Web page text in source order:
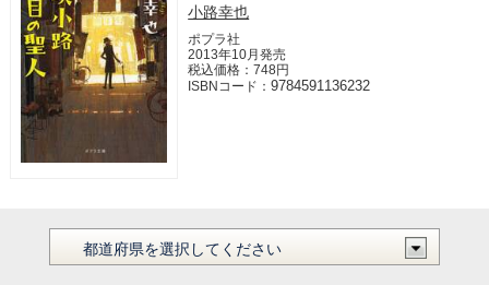
小路幸也
ポプラ社
2013年10月発売
税込価格：748円
ISBNコード：9784591136232